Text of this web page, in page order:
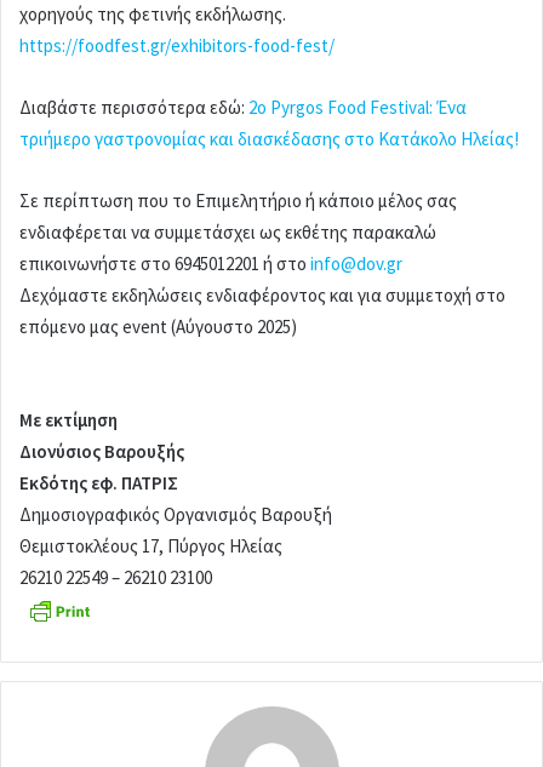
χορηγούς της φετινής εκδήλωσης.
https://foodfest.gr/exhibitors-food-fest/
Διαβάστε περισσότερα εδώ: 2ο Pyrgos Food Festival: Ένα
τριήμερο γαστρονομίας και διασκέδασης στο Κατάκολο Ηλείας!
Σε περίπτωση που το Επιμελητήριο ή κάποιο μέλος σας
ενδιαφέρεται να συμμετάσχει ως εκθέτης παρακαλώ
επικοινωνήστε στο 6945012201 ή στο info@dov.gr
Δεχόμαστε εκδηλώσεις ενδιαφέροντος και για συμμετοχή στο
επόμενο μας event (Αύγουστο 2025)
Με εκτίμηση
Διονύσιος Βαρουξής
Εκδότης εφ. ΠΑΤΡΙΣ
Δημοσιογραφικός Οργανισμός Βαρουξή
Θεμιστοκλέους 17, Πύργος Ηλείας
26210 22549 – 26210 23100